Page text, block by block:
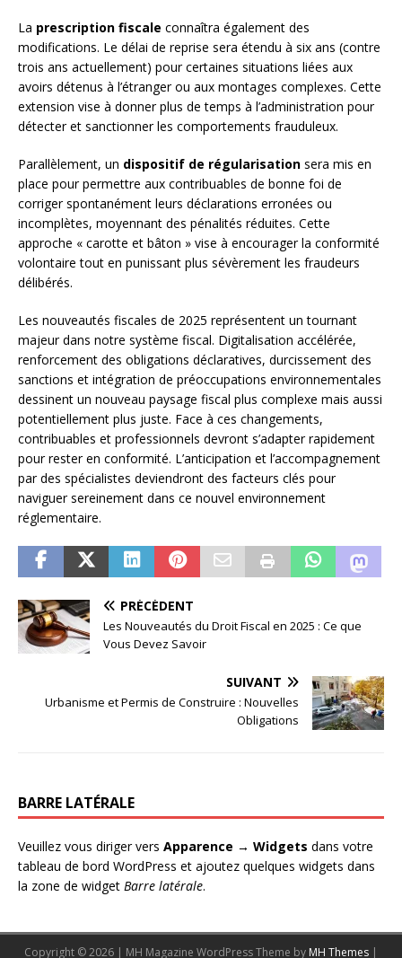
La prescription fiscale connaîtra également des
modifications. Le délai de reprise sera étendu à six ans (contre
trois ans actuellement) pour certaines situations liées aux
avoirs détenus à l’étranger ou aux montages complexes. Cette
extension vise à donner plus de temps à l’administration pour
détecter et sanctionner les comportements frauduleux.
Parallèlement, un dispositif de régularisation sera mis en
place pour permettre aux contribuables de bonne foi de
corriger spontanément leurs déclarations erronées ou
incomplètes, moyennant des pénalités réduites. Cette
approche « carotte et bâton » vise à encourager la conformité
volontaire tout en punissant plus sévèrement les fraudeurs
délibérés.
Les nouveautés fiscales de 2025 représentent un tournant
majeur dans notre système fiscal. Digitalisation accélérée,
renforcement des obligations déclaratives, durcissement des
sanctions et intégration de préoccupations environnementales
dessinent un nouveau paysage fiscal plus complexe mais aussi
potentiellement plus juste. Face à ces changements,
contribuables et professionnels devront s’adapter rapidement
pour rester en conformité. L’anticipation et l’accompagnement
par des spécialistes deviendront des facteurs clés pour
naviguer sereinement dans ce nouvel environnement
réglementaire.
PRÉCÉDENT
Les Nouveautés du Droit Fiscal en 2025 : Ce que
Vous Devez Savoir
SUIVANT
Urbanisme et Permis de Construire : Nouvelles
Obligations
BARRE LATÉRALE
Veuillez vous diriger vers Apparence → Widgets dans votre
tableau de bord WordPress et ajoutez quelques widgets dans
la zone de widget Barre latérale.
Copyright © 2026 | MH Magazine WordPress Theme by MH Themes |